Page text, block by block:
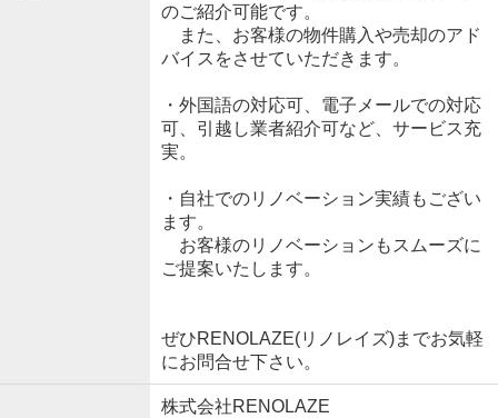
のご紹介可能です。
また、お客様の物件購入や売却のアド
バイスをさせていただきます。
・外国語の対応可、電子メールでの対応
可、引越し業者紹介可など、サービス充
実。
・自社でのリノベーション実績もござい
ます。
お客様のリノベーションもスムーズに
ご提案いたします。
ぜひRENOLAZE(リノレイズ)までお気軽
にお問合せ下さい。
株式会社RENOLAZE